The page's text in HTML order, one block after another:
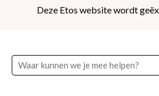
Deze Etos website wordt